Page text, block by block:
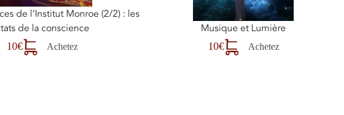
de l’Institut Monroe (2/2) : les
de la conscience
10€ Achetez
Musique et Lumière
10€ Achetez